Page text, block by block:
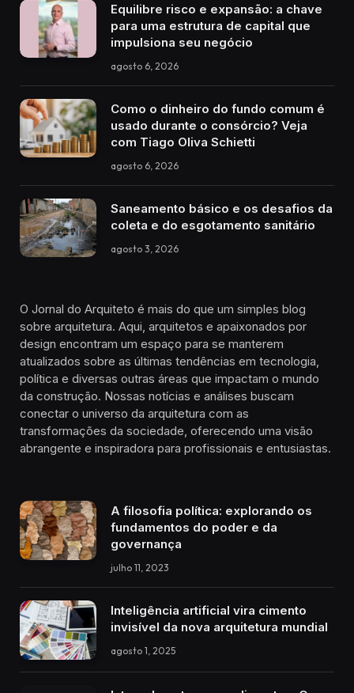
Equilibre risco e expansão: a chave
para uma estrutura de capital que
impulsiona seu negócio
agosto 6, 2026
Como o dinheiro do fundo comum é
usado durante o consórcio? Veja
com Tiago Oliva Schietti
agosto 6, 2026
Saneamento básico e os desafios da
coleta e do esgotamento sanitário
agosto 3, 2026
O Jornal do Arquiteto é mais do que um simples blog
sobre arquitetura. Aqui, arquitetos e apaixonados por
design encontram um espaço para se manterem
atualizados sobre as últimas tendências em tecnologia,
política e diversas outras áreas que impactam o mundo
da construção. Nossas notícias e análises buscam
conectar o universo da arquitetura com as
transformações da sociedade, oferecendo uma visão
abrangente e inspiradora para profissionais e entusiastas.
A filosofia política: explorando os
fundamentos do poder e da
governança
julho 11, 2023
Inteligência artificial vira cimento
invisível da nova arquitetura mundial
agosto 1, 2025